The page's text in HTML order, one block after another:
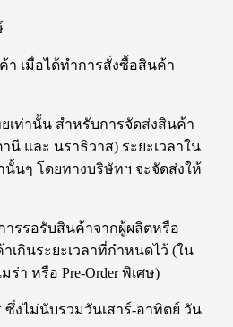
า เมื่อได้ทำการสั่งซื้อสินค้า
เท่านั้น สำหรับการจัดส่งสินค้า
และ นราธิวาส) ระยะเวลาใน
นๆ โดยทางบริษัทฯ จะจัดส่งให้
ารรอรับสินค้าจากผู้ผลิตหรือ
กินระยะเวลาที่กำหนดไว้ (ใน
า หรือ Pre-Order พิเศษ)
ซึ่งไม่นับรวมวันเสาร์-อาทิตย์ วัน